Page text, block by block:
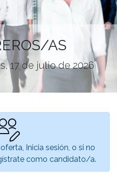
AS
17 de julio de 2026
Inicia sesión , o si no
como candidato/a.